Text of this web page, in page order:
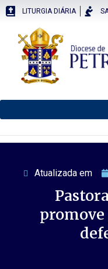
LITURGIA DIÁRIA
Atualizada em
promove